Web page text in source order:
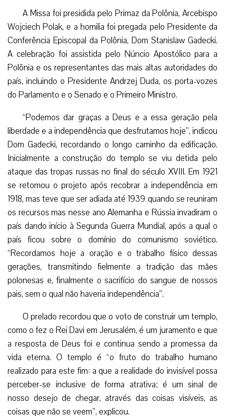
A Missa foi presidida pelo Primaz da Polônia, Arcebispo
Wojciech Polak, e a homilia foi pregada pelo Presidente da
Conferência Episcopal da Polônia, Dom Stanislaw Gadecki.
A celebração foi assistida pelo Núncio Apostólico para a
Polônia e os representantes das mais altas autoridades do
país, incluindo o Presidente Andrzej Duda, os porta-vozes
do Parlamento e o Senado e o Primeiro Ministro.
“Podemos dar graças a Deus e a essa geração pela
liberdade e a independência que desfrutamos hoje”, indicou
Dom Gadecki, recordando o longo caminho da edificação.
Inicialmente a construção do templo se viu detida pelo
ataque das tropas russas no final do século XVIII. Em 1921
se retomou o projeto após recobrar a independência em
1918, mas teve que ser adiada até 1939 quando se reuniram
os recursos mas nesse ano Alemanha e Rússia invadiram o
país dando início à Segunda Guerra Mundial, após a qual o
país ficou sobre o domínio do comunismo soviético.
“Recordamos hoje a oração e o trabalho físico dessas
gerações, transmitindo fielmente a tradição das mães
polonesas e, finalmente o sacrifício do sangue de nossos
pais, sem o qual não haveria independência”.
O prelado recordou que o voto de construir um templo,
como o fez o Rei Davi em Jerusalém, é um juramento e que
a resposta de Deus foi e continua sendo a promessa da
vida eterna. O templo é “o fruto do trabalho humano
realizado para este fim: a que a realidade do invisível possa
perceber-se inclusive de forma atrativa; é um sinal de
nosso desejo de chegar, através das coisas visíveis, as
coisas que não se veem”, explicou.